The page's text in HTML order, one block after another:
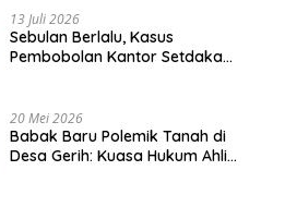
13 Juli 2026
Sebulan Berlalu, Kasus
Pembobolan Kantor Setdakab
20 Mei 2026
Babak Baru Polemik Tanah di
Desa Gerih: Kuasa Hukum Ahli